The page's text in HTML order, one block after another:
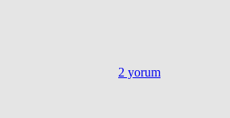
2 yorum